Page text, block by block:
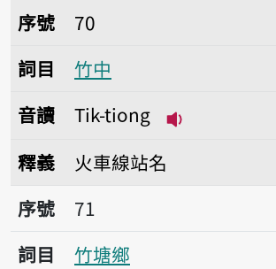
序號70竹中
序號
70
詞目
竹中
音讀
Tik-tiong
釋義
火車線站名
序號71竹塘鄉
序號
71
詞目
竹塘鄉